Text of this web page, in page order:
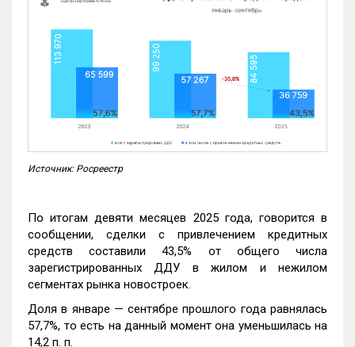
Источник: Росреестр
По итогам девяти месяцев 2025 года, говорится в
сообщении, сделки с привлечением кредитных
средств составили 43,5% от общего числа
зарегистрированных ДДУ в жилом и нежилом
сегментах рынка новостроек.
Доля в январе — сентябре прошлого года равнялась
57,7%, то есть на данный момент она уменьшилась на
14,2 п. п.